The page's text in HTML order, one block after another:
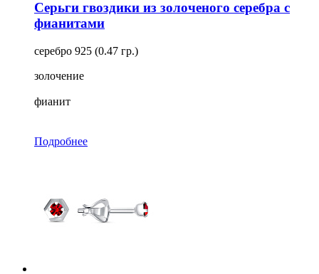
Серьги гвоздики из золоченого серебра с
фианитами
серебро 925 (0.47 гр.)
золочение
фианит
Подробнее